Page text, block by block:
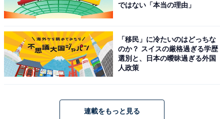
ではない「本当の理由」
「移民」に冷たいのはどっちな
のか？ スイスの厳格過ぎる学歴
選別と、日本の曖昧過ぎる外国
人政策
連載をもっと見る